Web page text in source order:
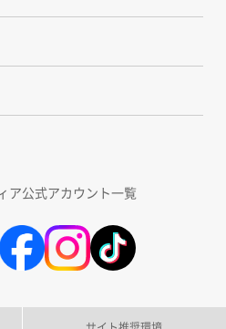
ア公式アカウント一覧